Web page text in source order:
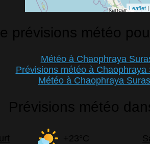
Leaflet
prévisions météo
Météo à Chaophraya
Prévisions météo à
Météo à Chaophraya
Prévisions météo
+23°C